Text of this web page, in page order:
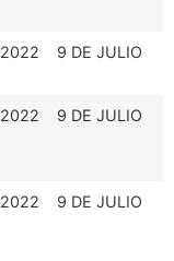
2022 9 DE JULIO
2022 9 DE JULIO
2022 9 DE JULIO